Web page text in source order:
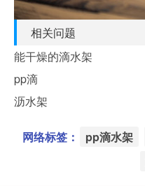
相关问题
能干燥的滴水架
pp滴
沥水架
网络标签： pp滴水架